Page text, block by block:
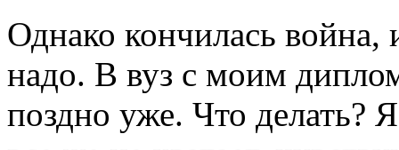
Однако кончилась война,
надо. В вуз с моим
поздно уже. Что делать?